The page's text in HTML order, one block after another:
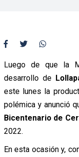
Luego de que la
desarrollo de
este lunes la
polémica y anunció
Bicentenario de
2022.
En esta ocasión y,